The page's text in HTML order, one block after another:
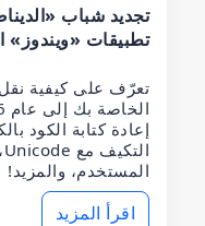
تجديد شباب
تطبيقات «ويندوز»
إعادة كتابة الكود
المستخدم، والمزيد!
اقرأ المزيد